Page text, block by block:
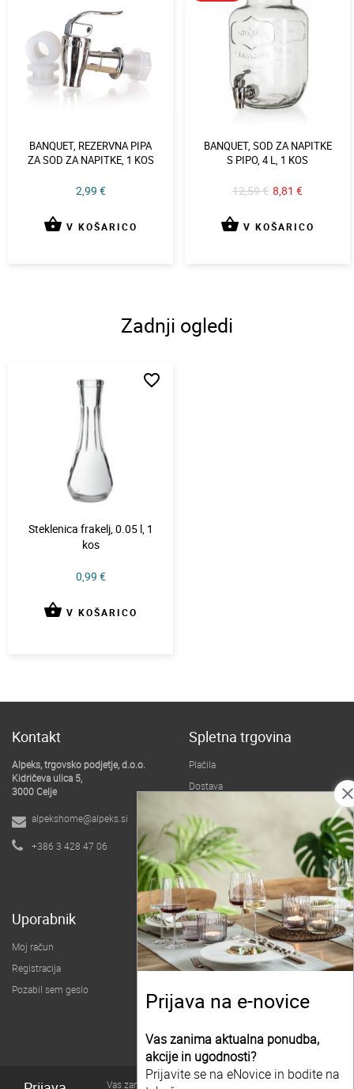
Prijava na e-novice
Vas zanima aktualna ponudba,
akcije in ugodnosti?
Prijavite se na eNovice in bodite na
BANQUET, REZERVNA PIPA
ZA SOD ZA NAPITKE, 1 KOS
2,99 €
shopping_basket V KOŠARICO
BANQUET, SOD ZA NAPITKE
S PIPO, 4 L, 1 KOS
12,59 € 8,81 €
shopping_basket V KOŠARICO
Zadnji ogledi
favorite_border
Steklenica frakelj, 0.05 l, 1
kos
0,99 €
shopping_basket V KOŠARICO
Kontakt
Alpeks, trgovsko podjetje, d.o.o.
Kidričeva ulica 5,
3000 Celje
alpekshome@alpeks.si
+386 3 428 47 06
Spletna trgovina
Plačila
Dostava
B2B spletna trgovina
O podjetju
Uporabnik
Moj račun
Registracija
Pozabil sem geslo
Vas zanima aktualna ponudba,